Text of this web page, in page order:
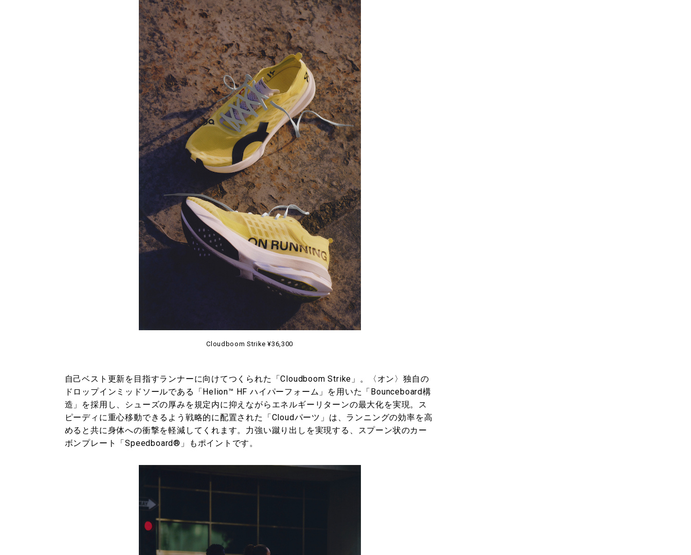
Cloudboom Strike ¥36,300
自己ベスト更新を目指すランナーに向けてつくられた「Cloudboom Strike」。〈オン〉独自の
ドロップインミッドソールである「Helion™ HF ハイパーフォーム」を用いた「Bounceboard構
造」を採用し、シューズの厚みを規定内に抑えながらエネルギーリターンの最大化を実現。ス
ピーディに重心移動できるよう戦略的に配置された「Cloudパーツ」は、ランニングの効率を高
めると共に身体への衝撃を軽減してくれます。力強い蹴り出しを実現する、スプーン状のカー
ボンプレート「Speedboard®」もポイントです。